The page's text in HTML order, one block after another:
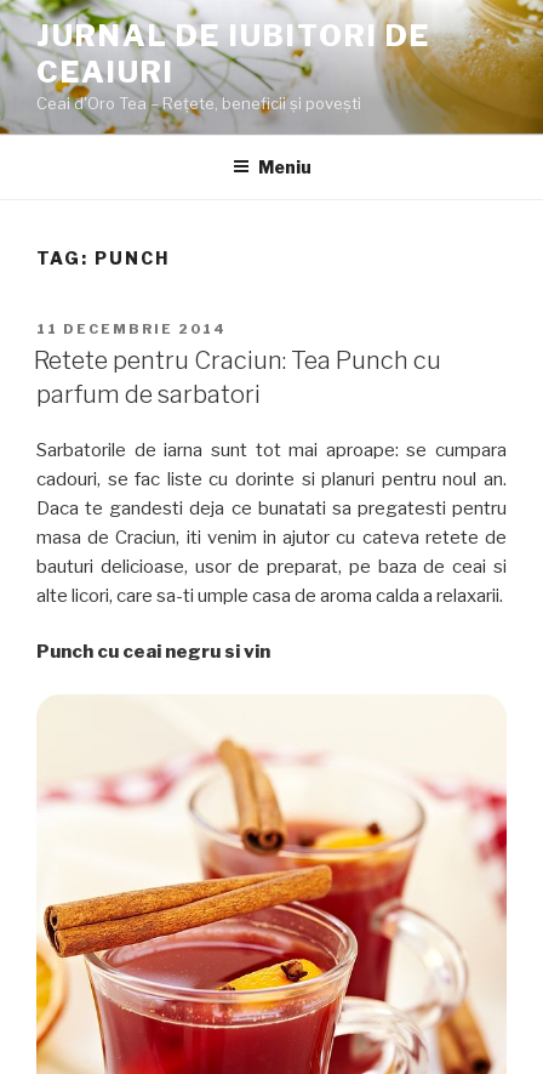
Sari
la
conținut
JURNAL DE IUBITORI DE
CEAIURI
Ceai d'Oro Tea – Rețete, beneficii şi poveşti
Meniu
TAG: PUNCH
PUBLICAT
PE
11 DECEMBRIE 2014
Retete pentru Craciun: Tea Punch cu
parfum de sarbatori
Sarbatorile de iarna sunt tot mai aproape: se cumpara
cadouri, se fac liste cu dorinte si planuri pentru noul an.
Daca te gandesti deja ce bunatati sa pregatesti pentru
masa de Craciun, iti venim in ajutor cu cateva retete de
bauturi delicioase, usor de preparat, pe baza de ceai si
alte licori, care sa-ti umple casa de aroma calda a relaxarii.
Punch cu ceai negru si vin